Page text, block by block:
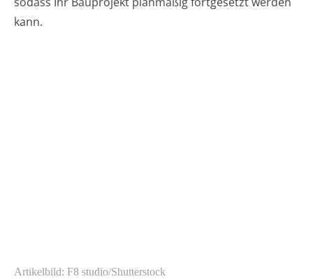
kann.
Artikelbild: F8 studio/Shutterstock